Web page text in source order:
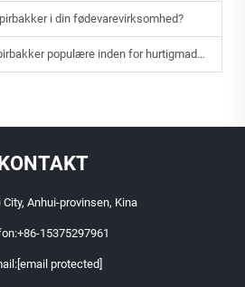
i din fødevarevirksomhed?
populære inden for hurtigmadbranchen?
Anhui-provinsen, Kina
+86-15375297961
[email protected]